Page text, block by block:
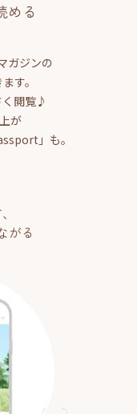
める
ガジンの
す。
く閲覧♪
が
」も。
がる